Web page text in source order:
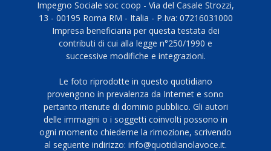
Impegno Sociale soc coop - Via del Casale Strozzi,
13 - 00195 Roma RM - Italia - P.Iva: 07216031000
Impresa beneficiaria per questa testata dei
contributi di cui alla legge n°250/1990 e
successive modifiche e integrazioni.
Le foto riprodotte in questo quotidiano
provengono in prevalenza da Internet e sono
pertanto ritenute di dominio pubblico. Gli autori
delle immagini o i soggetti coinvolti possono in
ogni momento chiederne la rimozione, scrivendo
al seguente indirizzo: info@quotidianolavoce.it.